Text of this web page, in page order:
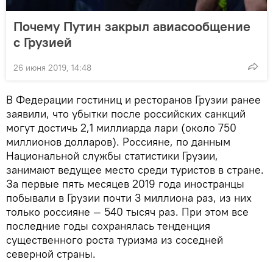
Почему Путин закрыл авиасообщение
с Грузией
26 июня 2019, 14:48
В Федерации гостиниц и ресторанов Грузии ранее
заявили, что убытки после российских санкций
могут достичь 2,1 миллиарда лари (около 750
миллионов долларов). Россияне, по данным
Национальной службы статистики Грузии,
занимают ведущее место среди туристов в стране.
За первые пять месяцев 2019 года иностранцы
побывали в Грузии почти 3 миллиона раз, из них
только россияне — 540 тысяч раз. При этом все
последние годы сохранялась тенденция
существенного роста туризма из соседней
северной страны.